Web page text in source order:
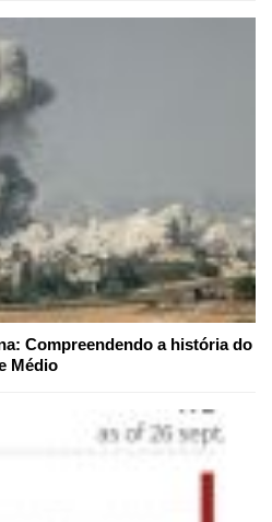
Compreendendo a história do
Médio